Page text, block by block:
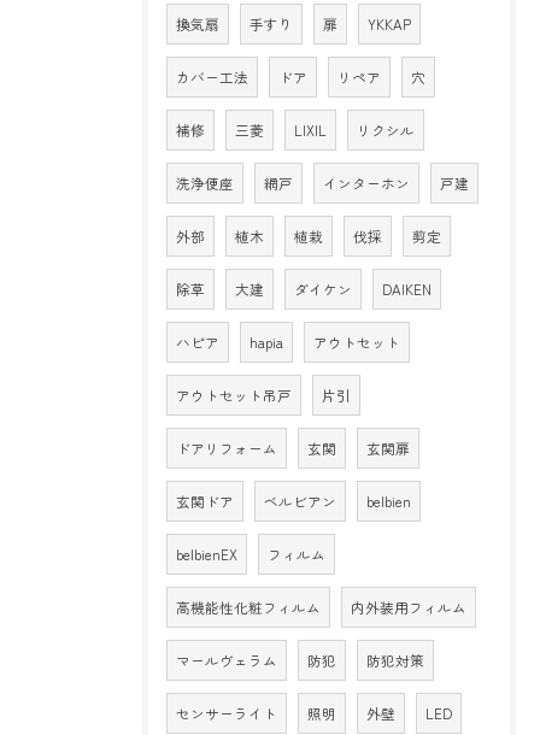
換気扇 手すり 扉 YKKAP
カバー工法 ドア リペア 穴
補修 三菱 LIXIL リクシル
洗浄便座 網戸 インターホン 戸建
外部 植木 植栽 伐採 剪定
除草 大建 ダイケン DAIKEN
ハピア hapia アウトセット
アウトセット吊戸 片引
ドアリフォーム 玄関 玄関扉
玄関ドア ベルビアン belbien
belbienEX フィルム
高機能性化粧フィルム 内外装用フィルム
マールヴェラム 防犯 防犯対策
センサーライト 照明 外壁 LED